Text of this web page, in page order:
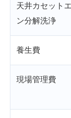
天井カセット
ン分解洗浄
養生費
現場管理費